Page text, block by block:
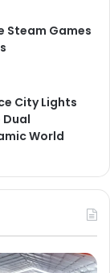
Steam Games
City Lights
Dual
World